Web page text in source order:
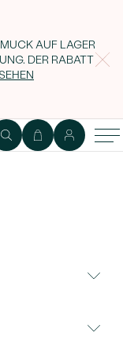
AUF LAGER
DER RABATT